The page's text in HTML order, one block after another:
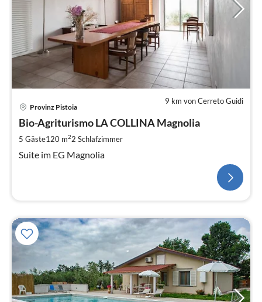
9 km von Cerreto Guidi
Provinz Pistoia
Bio-Agriturismo LA COLLINA Magnolia
5 Gäste120 m22 Schlafzimmer
Suite im EG Magnolia